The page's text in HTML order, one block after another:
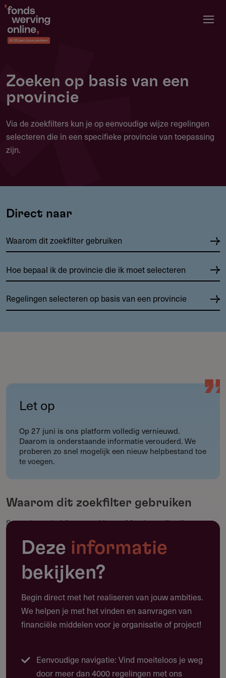
Overslaan
naar
de
gaan
Zoeken op basis van een
provincie
Via de zoekfilters kun je op eenvoudige wijze regelingen
selecteren die in een specifieke provincie van toepassing
zijn.
Direct naar
Waarom dit zoekfilter gebruiken
Hoe bepaal ik de provincie die ik moet selecteren
Regelingen selecteren op basis van een provincie
Let op
Op 27 juni is ons platform volledig vernieuwd.
Daarom is onderstaande informatie verouderd. We
proberen zo snel mogelijk een nieuw helpbestand toe
te voegen.
Waarom dit zoekfilter gebruiken
Sommige subsidieverstrekkers of fondsen zijn alleen
om een selectie te maken op basis van de provincie. Je
weet dan zeker dat de resultaten zo nauwkeurig mogelijk
Hoe bepaal ik de provincie die ik
moet selecteren
organisatie is gevestigd.
Deze informatie
bekijken?
Begin direct met het realiseren van jouw ambities.
We helpen je met het vinden en aanvragen van
financiële middelen voor je organisatie of project!
Eenvoudige navigatie: Vind moeiteloos je weg
door meer dan 4000 regelingen met ons